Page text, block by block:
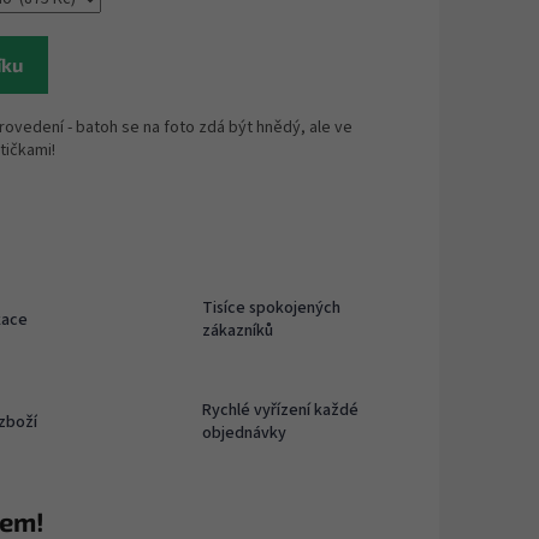
- batoh se na foto zdá být hnědý, ale ve
Tisíce spokojených
zákazníků
Rychlé vyřízení každé
objednávky